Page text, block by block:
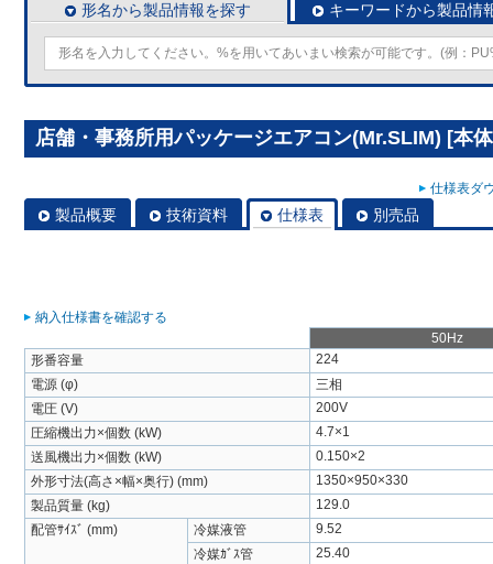
形名から製品情報を探す キーワードから製品情
店舗・事務所用パッケージエアコン(Mr.SLIM) [本
仕様表ダ
製品概要 技術資料 仕様表 別売品
納入仕様書を確認する
50Hz
形番容量
224
電源 (φ)
三相
電圧 (V)
200V
圧縮機出力×個数 (kW)
4.7×1
送風機出力×個数 (kW)
0.150×2
外形寸法(高さ×幅×奥行) (mm)
1350×950×330
製品質量 (kg)
129.0
配管ｻｲｽﾞ (mm)
冷媒液管
9.52
冷媒ｶﾞｽ管
25.40